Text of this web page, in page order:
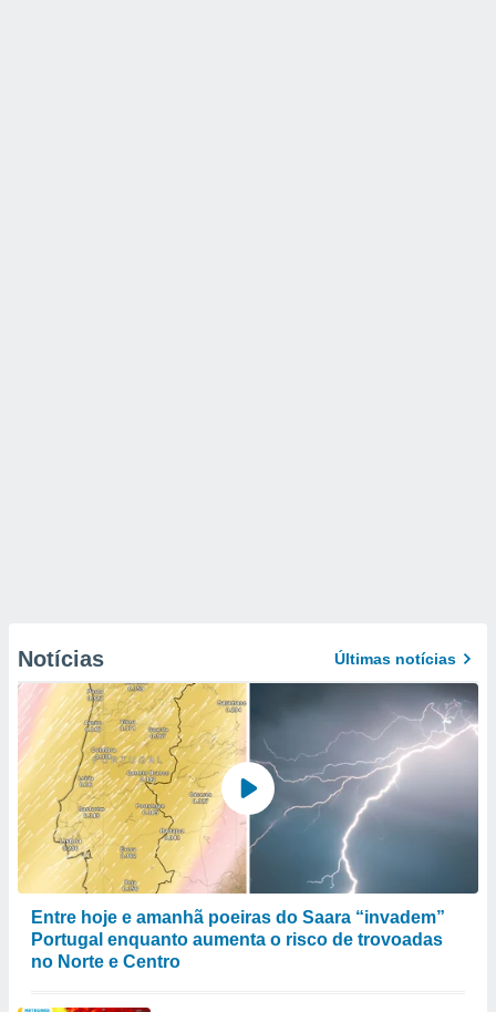
Notícias Últimas notícias
Entre hoje e amanhã poeiras do Saara “invadem”
Portugal enquanto aumenta o risco de trovoadas
no Norte e Centro